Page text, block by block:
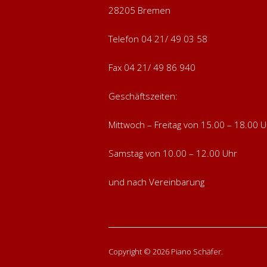
28205 Bremen
Telefon 04 21/ 49 03 58
Fax 04 21/ 49 86 940
Geschäftszeiten:
Mittwoch – Freitag von 15.00 – 18.00
Samstag von 10.00 – 12.00 Uhr
und nach Vereinbarung
Copyright © 2026 Piano Schäfer.